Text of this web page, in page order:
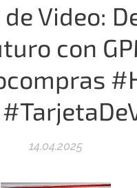
Video:
con
14.04.2025